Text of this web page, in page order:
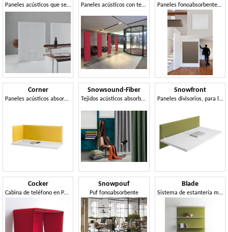
Paneles acústicos que se pueden utilizar para dividir el espacio Paneles acústicos con tecnología patentada Snowsound® Paneles fonoabsorbentes con gran tamaño
Corner
Paneles acústicos absorbentes para mesas
Snowsound-Fiber
Tejidos acústicos absorbentes del sonido
Snowfront
Paneles divisorios, para la optimización del confort acústico
Cocker
Cabina de teléfono en Poliéster fonoabsorbente
Snowpouf
Puf fonoabsorbente
Blade
Sistema de estantería modular, con paneles fonoabsorbentes